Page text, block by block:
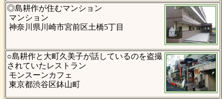
◎島耕作が住むマンション
マンション
神奈川県川崎市宮前区土橋5丁目
○島耕作と大町久美子が話しているのを盗撮
されていたレストラン
モンスーンカフェ
東京都渋谷区鉢山町